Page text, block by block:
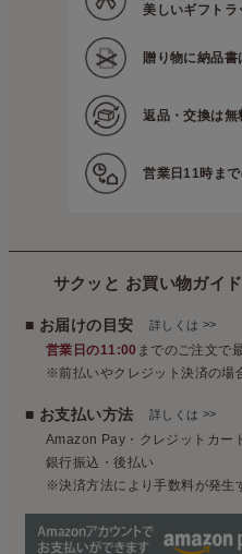
美しいギフトラ
贈り物に納品書
返品・交換は無
営業日11時ま
サクッと お買い物ガイド
■ お届けの目安 詳しくは >>
営業日の11:00 までのご注文で
※前払いやクレジット決済の場
■ お支払い方法 詳しくは >>
Amazon Pay・クレジットカー
銀行振込・後払い
※決済方法により手数料が発生